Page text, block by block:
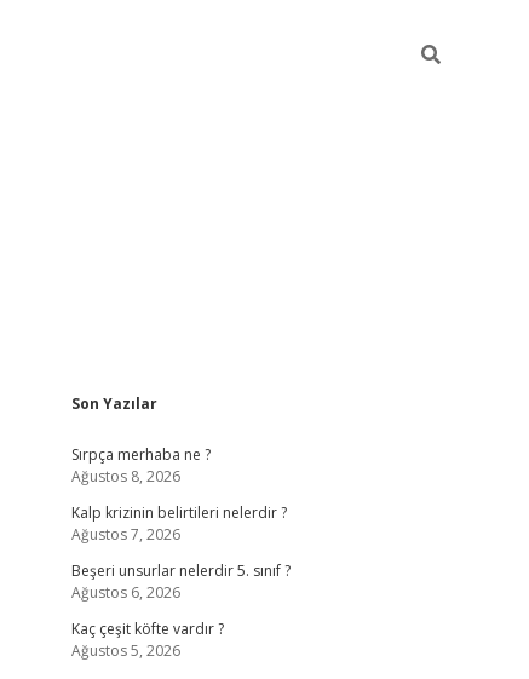
Sidebar
Son Yazılar
Sırpça merhaba ne ?
Ağustos 8, 2026
Kalp krizinin belirtileri nelerdir ?
Ağustos 7, 2026
Beşeri unsurlar nelerdir 5. sınıf ?
Ağustos 6, 2026
Kaç çeşit köfte vardır ?
Ağustos 5, 2026